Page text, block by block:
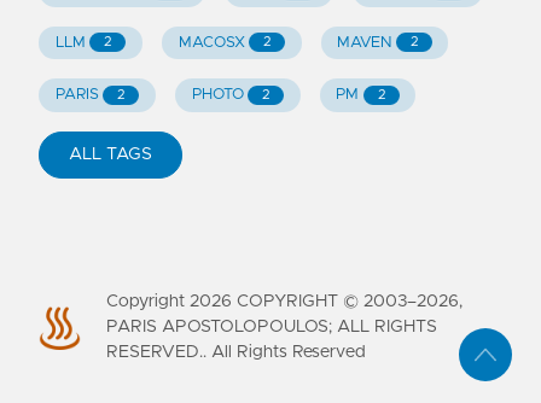
LLM 2 MACOSX 2 MAVEN 2
PARIS 2 PHOTO 2 PM 2
ALL TAGS
Copyright 2026 COPYRIGHT © 2003–2026,
PARIS APOSTOLOPOULOS; ALL RIGHTS
RESERVED.. All Rights Reserved